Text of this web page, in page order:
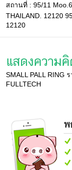
สถานที่ : 95/11
THAILAND. 12120
12120
แสดงความ
SMALL PALL RING
FULLTECH
พ